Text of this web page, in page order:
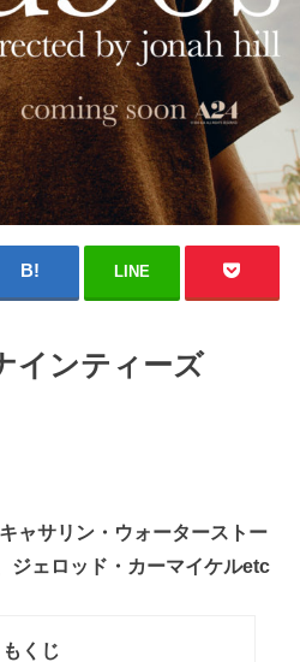
LINE
インティーズ
ャサリン・ウォーターストー
ジェロッド・カーマイケルetc
もくじ